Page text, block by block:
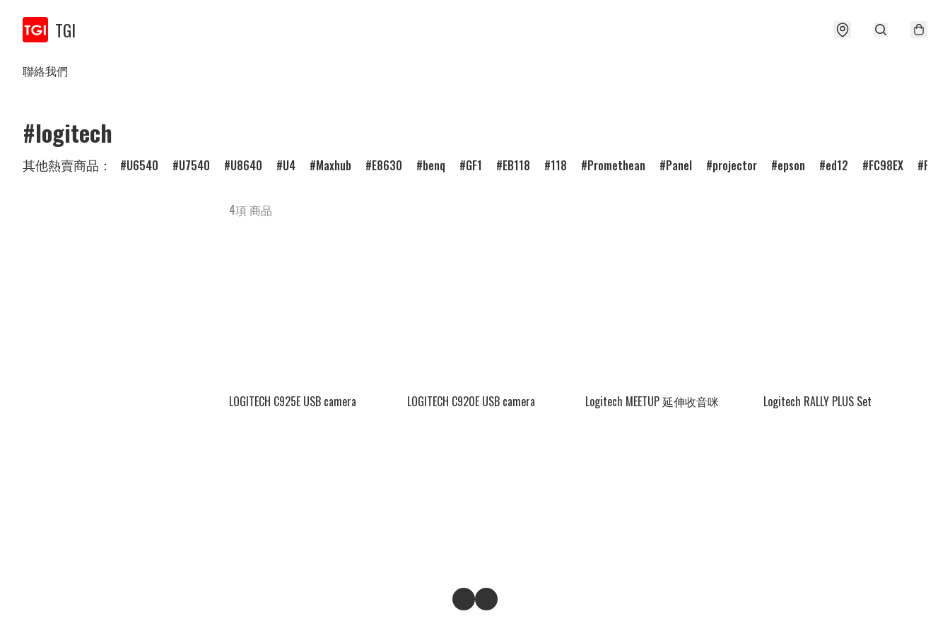
TGI
聯絡我們
#logitech
其他熱賣商品： U6540 U7540 U8640 U4 Maxhub E8630 benq GF1 EB118 118 Promethean Panel projector epson ed12 FC98EX FC98
4項 商品
LOGITECH C925E USB camera LOGITECH C920E USB camera Logitech MEETUP 延伸收音咪 Logitech RALLY PLUS Set